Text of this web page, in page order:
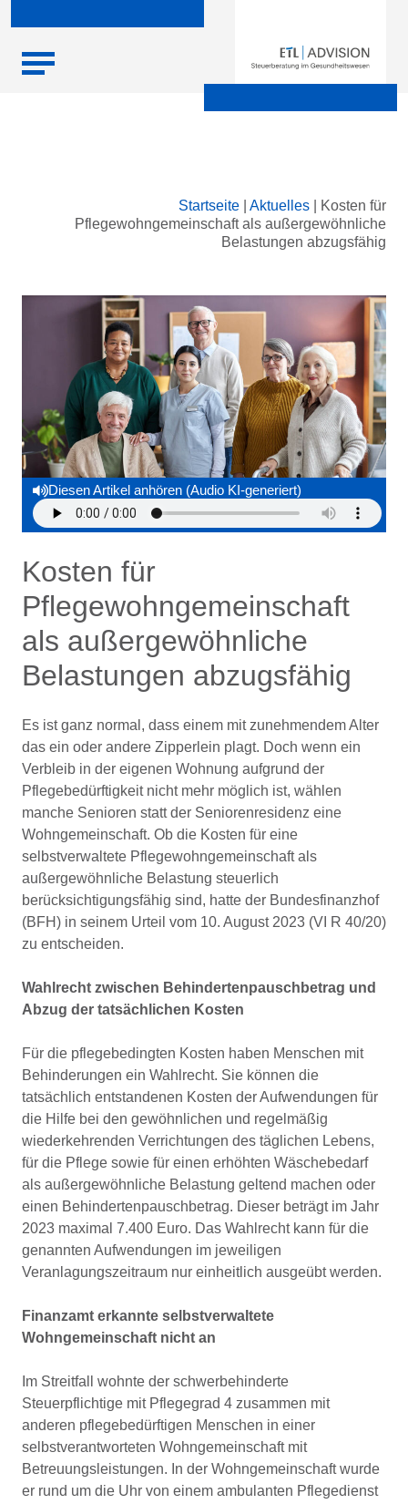
Startseite Aktuelles
Kosten für
Pflegewohngemeinschaft als außergewöhnliche
Belastungen abzugsfähig
Diesen Artikel anhören (Audio KI-generiert)
Kosten für
Pflegewohngemeinschaft
als außergewöhnliche
Belastungen abzugsfähig
Es ist ganz normal, dass einem mit zunehmendem Alter
das ein oder andere Zipperlein plagt. Doch wenn ein
Verbleib in der eigenen Wohnung aufgrund der
Pflegebedürftigkeit nicht mehr möglich ist, wählen
manche Senioren statt der Seniorenresidenz eine
Wohngemeinschaft. Ob die Kosten für eine
selbstverwaltete Pflegewohngemeinschaft als
außergewöhnliche Belastung steuerlich
berücksichtigungsfähig sind, hatte der Bundesfinanzhof
(BFH) in seinem Urteil vom 10. August 2023 (VI R 40/20)
zu entscheiden.
Wahlrecht zwischen Behindertenpauschbetrag und
Abzug der tatsächlichen Kosten
Für die pflegebedingten Kosten haben Menschen mit
Behinderungen ein Wahlrecht. Sie können die
tatsächlich entstandenen Kosten der Aufwendungen für
die Hilfe bei den gewöhnlichen und regelmäßig
wiederkehrenden Verrichtungen des täglichen Lebens,
für die Pflege sowie für einen erhöhten Wäschebedarf
als außergewöhnliche Belastung geltend machen oder
einen Behindertenpauschbetrag. Dieser beträgt im Jahr
2023 maximal 7.400 Euro. Das Wahlrecht kann für die
genannten Aufwendungen im jeweiligen
Veranlagungszeitraum nur einheitlich ausgeübt werden.
Finanzamt erkannte selbstverwaltete
Wohngemeinschaft nicht an
Im Streitfall wohnte der schwerbehinderte
Steuerpflichtige mit Pflegegrad 4 zusammen mit
anderen pflegebedürftigen Menschen in einer
selbstverantworteten Wohngemeinschaft mit
Betreuungsleistungen. In der Wohngemeinschaft wurde
er rund um die Uhr von einem ambulanten Pflegedienst